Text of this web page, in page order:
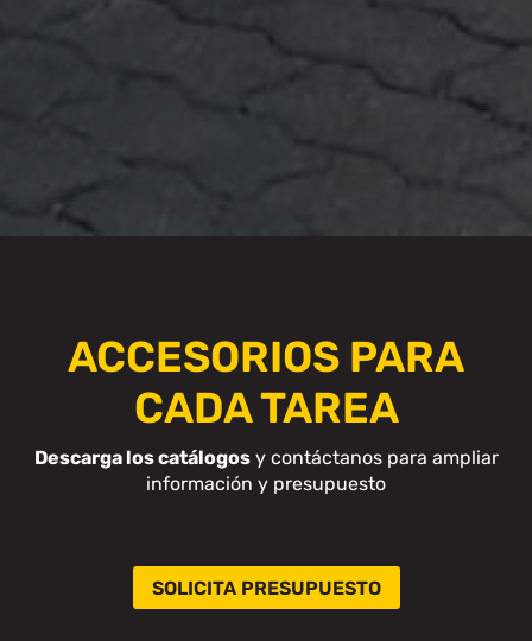
ACCESORIOS PARA
CADA TAREA
Descarga los catálogosy contáctanos para ampliar
información y presupuesto
SOLICITA PRESUPUESTO